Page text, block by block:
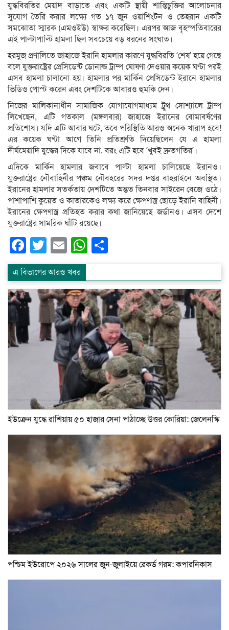
যুদ্ধবিরতির মেয়াদ বাড়াতে এবং একটি স্থায়ী শান্তিচুক্তির আলোচনার
সুযোগ তৈরি করার লক্ষ্যে গত ১৭ জুন ওয়াশিংটন ও তেহরান একটি
সমঝোতা স্মারক (এমওইউ) স্বাক্ষর করেছিল। এরপর আজ বৃহস্পতিবারের
এই পাল্টাপাল্টি হামলা ছিল সবচেয়ে বড় ধরনের সংঘাত।
হরমুজ প্রণালিতে জাহাজে ইরানি হামলার কারণে যুদ্ধবিরতি ‘শেষ’ হয়ে গেছে
বলে যুক্তরাষ্ট্রের প্রেসিডেন্ট ডোনাল্ড ট্রাম্প ঘোষণা দেওয়ার কয়েক ঘণ্টা পরই
এসব হামলা চালানো হয়। হামলার পর মার্কিন প্রেসিডেন্ট ইরানে হামলার
ভিডিও পোস্ট করেন এবং দেশটিকে আবারও হুমকি দেন।
নিজের মালিকানাধীন সামাজিক যোগাযোগমাধ্যম ট্রুথ সোশ্যালে ট্রাম্প
লিখেছেন, এটি গতকাল (মঙ্গলবার) জাহাজে ইরানের বোমাবর্ষণের
প্রতিশোধ। যদি এটি আবার ঘটে, তবে পরিস্থিতি আরও অনেক খারাপ হবে!
এর কয়েক ঘণ্টা আগে তিনি প্রতিশ্রুতি দিয়েছিলেন যে এ হামলা
দীর্ঘমেয়াদি যুদ্ধের দিকে যাবে না, বরং এটি হবে ‘খুবই দ্রুতগতির’।
এদিকে মার্কিন হামলার জবাবে পাল্টা হামলা চালিয়েছে ইরানও।
যুক্তরাষ্ট্রের নৌবাহিনীর পঞ্চম নৌবহরের সদর দপ্তর বাহরাইনে অবস্থিত।
ইরানের হামলার সতর্কতায় দেশটিতে অন্তত তিনবার সাইরেন বেজে ওঠে।
পাশাপাশি কুয়েত ও কাতারকেও লক্ষ্য করে ক্ষেপণাস্ত্র ছোড়ে ইরানি বাহিনী।
ইরানের ক্ষেপণাস্ত্র প্রতিহত করার কথা জানিয়েছে জর্ডানও। এসব দেশে
যুক্তরাষ্ট্রের সামরিক ঘাঁটি রয়েছে।
Facebook
Twitter
EmailWhatsApp
এ বিভাগের আরও খবর
ইউক্রেন যুদ্ধে রাশিয়ায় ৫০ হাজার সেনা পাঠাচ্ছে উত্তর কোরিয়া: জেলেনস্কি
পশ্চিম ইউরোপে ২০২৬ সালের জুন-জুলাইয়ে রেকর্ড গরম: কপারনিকাস